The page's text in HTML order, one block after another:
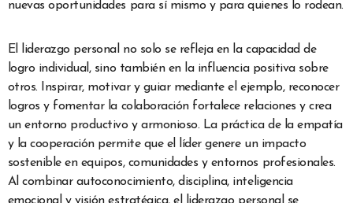
nuevas oportunidades para sí mismo y para quienes lo rodean.
El liderazgo personal no solo se refleja en la capacidad de
logro individual, sino también en la influencia positiva sobre
otros. Inspirar, motivar y guiar mediante el ejemplo, reconocer
logros y fomentar la colaboración fortalece relaciones y crea
un entorno productivo y armonioso. La práctica de la empatía
y la cooperación permite que el líder genere un impacto
sostenible en equipos, comunidades y entornos profesionales.
Al combinar autoconocimiento, disciplina, inteligencia